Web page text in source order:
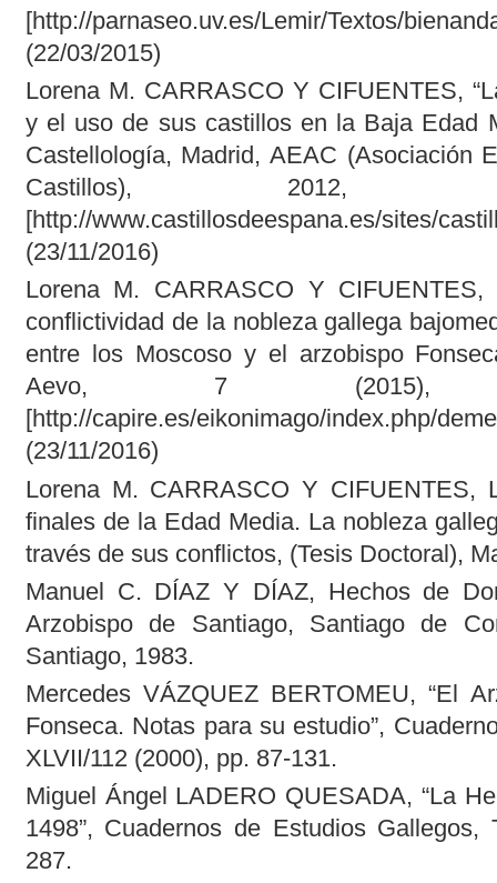
[http://parnaseo.uv.es/Lemir/Textos/
(22/03/2015)
Lorena M. CARRASCO Y CIFUENTES,
y el uso de sus castillos en la Baja Edad
Castellología, Madrid, AEAC (Asociación
Castillos), 2012,
[http://www.castillosdeespana.es/sites/
(23/11/2016)
Lorena M. CARRASCO Y
conflictividad de la nobleza gallega
entre los Moscoso y el arzobispo
Aevo, 7 (2015),
[http://capire.es/eikonimago/index.php/
(23/11/2016)
Lorena M. CARRASCO Y CIFUENTES,
finales de la Edad Media. La nobleza
través de sus conflictos, (Tesis Doctoral),
Manuel C. DÍAZ Y DÍAZ, Hechos de
Arzobispo de Santiago, Santiago de
Santiago, 1983.
Mercedes VÁZQUEZ BERTOMEU, “El
Fonseca. Notas para su estudio”,
XLVII/112 (2000), pp. 87-131.
Miguel Ángel LADERO QUESADA, “La
1498”, Cuadernos de Estudios
287.